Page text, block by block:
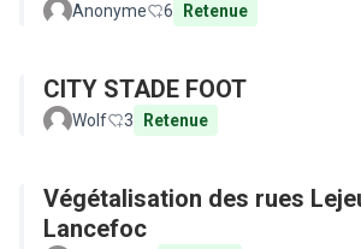
Anonyme 6 Retenue
CITY STADE FOOT
Wolf 3 Retenue
Végétalisation des rues
Lancefoc